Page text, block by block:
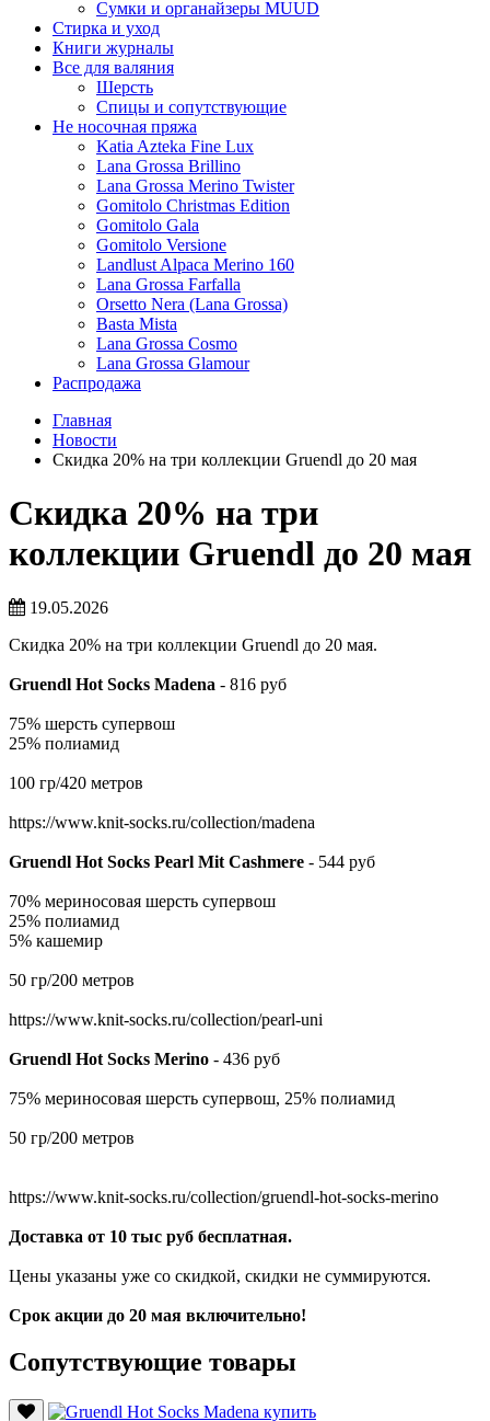
Сумки и органайзеры MUUD
Стирка и уход
Книги журналы
Все для валяния
Шерсть
Спицы и сопутствующие
Не носочная пряжа
Katia Azteka Fine Lux
Lana Grossa Brillino
Lana Grossa Merino Twister
Gomitolo Christmas Edition
Gomitolo Gala
Gomitolo Versione
Landlust Alpaca Merino 160
Lana Grossa Farfalla
Orsetto Nera (Lana Grossa)
Basta Mista
Lana Grossa Cosmo
Lana Grossa Glamour
Распродажа
Главная
Новости
Скидка 20% на три коллекции Gruendl до 20 мая
Скидка 20% на три
коллекции Gruendl до 20 мая
19.05.2026
Скидка 20% на три коллекции Gruendl до 20 мая.
Gruendl Hot Socks Madena - 816 руб
75% шерсть супервош
25% полиамид
100 гр/420 метров
https://www.knit-socks.ru/collection/madena
Gruendl Hot Socks Pearl Mit Cashmere - 544 руб
70% мериносовая шерсть супервош
25% полиамид
5% кашемир
50 гр/200 метров
https://www.knit-socks.ru/collection/pearl-uni
Gruendl Hot Socks Merino - 436 руб
75% мериносовая шерсть супервош, 25% полиамид
50 гр/200 метров
https://www.knit-socks.ru/collection/gruendl-hot-socks-merino
Доставка от 10 тыс руб бесплатная.
Цены указаны уже со скидкой, скидки не суммируются.
Срок акции до 20 мая включительно!
Сопутствующие товары